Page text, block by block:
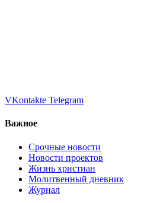
VKontakte Telegram
Важное
Срочные новости
Новости проектов
Жизнь христиан
Молитвенный дневник
Журнал